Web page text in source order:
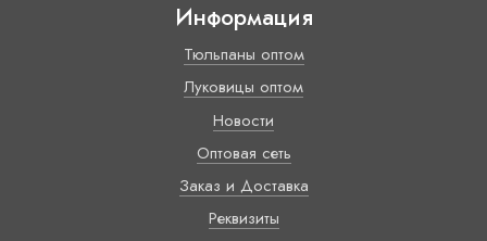
Информация
Тюльпаны оптом
Луковицы оптом
Новости
Оптовая сеть
Заказ и Доставка
Реквизиты